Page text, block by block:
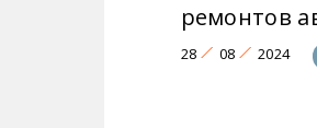
ремонтов
28 08 2024